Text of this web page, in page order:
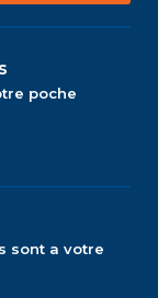
poche
sont a votre